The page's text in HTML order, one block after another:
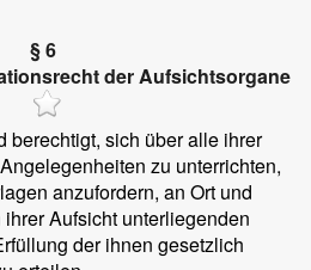
§ 6
der Aufsichtsorgane
berechtigt, sich über alle ihrer
zu unterrichten,
anzufordern, an Ort und
Aufsicht unterliegenden
der ihnen gesetzlich